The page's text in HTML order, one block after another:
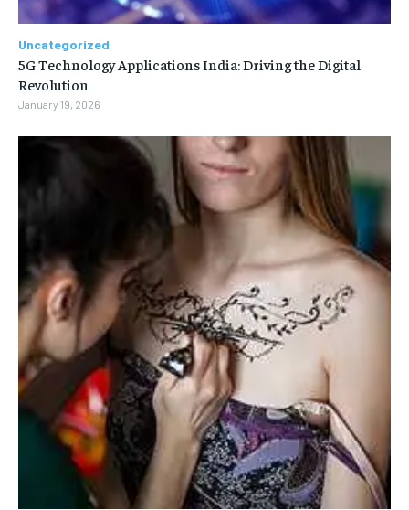
Uncategorized
5G Technology Applications India: Driving the Digital
Revolution
January 19, 2026